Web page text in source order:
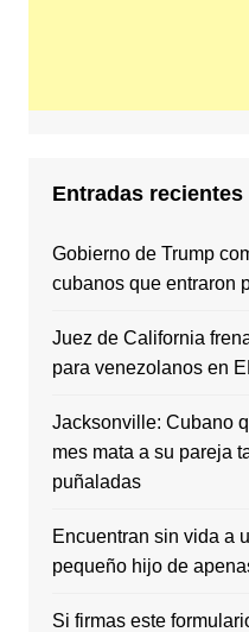
Entradas recientes
Gobierno de Trump
cubanos que entraron
Juez de California
para venezolanos en
Jacksonville: Cubano
mes mata a su pareja
puñaladas
Encuentran sin vida a
pequeño hijo de
Si firmas este